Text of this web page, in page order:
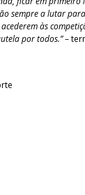
sempre a lutar
às
por todos.”–